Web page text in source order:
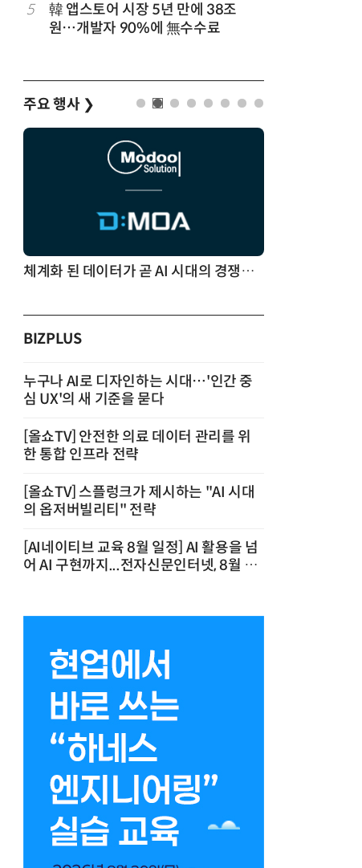
5
韓 앱스토어 시장 5년 만에 38조
원…개발자 90%에 無수수료
주요 행사 ❯
체계화 된 데이터가 곧 AI 시대의 경쟁력이다
BIZPLUS
누구나 AI로 디자인하는 시대…'인간 중
심 UX'의 새 기준을 묻다
[올쇼TV] 안전한 의료 데이터 관리를 위
한 통합 인프라 전략
[올쇼TV] 스플렁크가 제시하는 "AI 시대
의 옵저버빌리티" 전략
[AI네이티브 교육 8월 일정] AI 활용을 넘
어 AI 구현까지...전자신문인터넷, 8월 실